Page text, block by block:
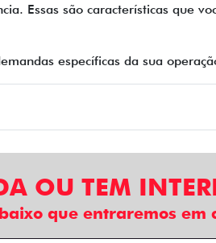
Essas são características que
específicas da sua
OU TEM
que entraremos em